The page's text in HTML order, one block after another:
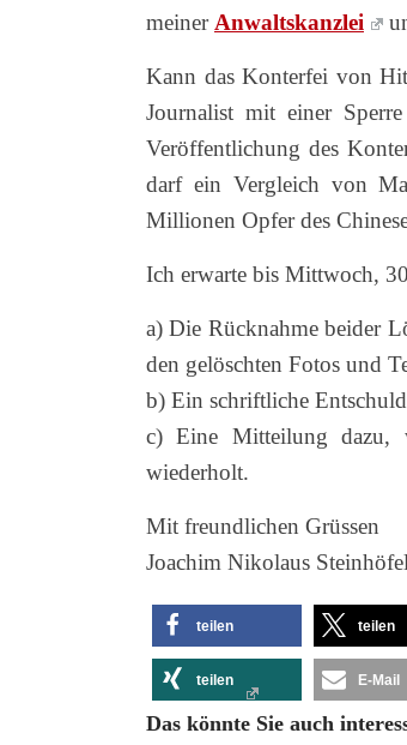
meiner Anwaltskanzlei
Kann das Konterfei von
Journalist mit einer
Veröffentlichung des
darf ein Vergleich von
Millionen Opfer des
Ich erwarte bis Mittwoch,
a) Die Rücknahme beider
den gelöschten Fotos und
b) Ein schriftliche
c) Eine Mitteilung dazu,
wiederholt.
Mit freundlichen Grüssen
Joachim Nikolaus Steinhöfel
teilen teilen
teilen E-Mail
Das könnte Sie auch